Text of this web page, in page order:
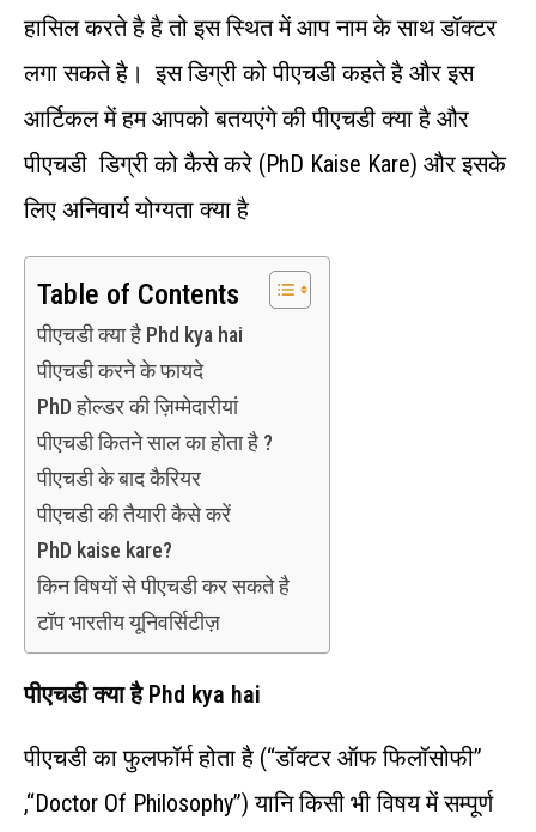
हासिल करते है है तो इस स्थित में आप नाम के साथ डॉक्टर
लगा सकते है। इस डिग्री को पीएचडी कहते है और इस
आर्टिकल में हम आपको बतयएंगे की पीएचडी क्या है और
पीएचडी डिग्री को कैसे करे (PhD Kaise Kare) और इसके
लिए अनिवार्य योग्यता क्या है
Table of Contents
पीएचडी क्या है Phd kya hai
पीएचडी करने के फायदे
PhD होल्डर की ज़िम्मेदारीयां
पीएचडी कितने साल का होता है ?
पीएचडी के बाद कैरियर
पीएचडी की तैयारी कैसे करें
PhD kaise kare?
किन विषयों से पीएचडी कर सकते है
टॉप भारतीय यूनिवर्सिटीज़
पीएचडी क्या है Phd kya hai
पीएचडी का फुलफॉर्म होता है (“डॉक्टर ऑफ फिलॉसोफी”
,“Doctor Of Philosophy”) यानि किसी भी विषय में सम्पूर्ण